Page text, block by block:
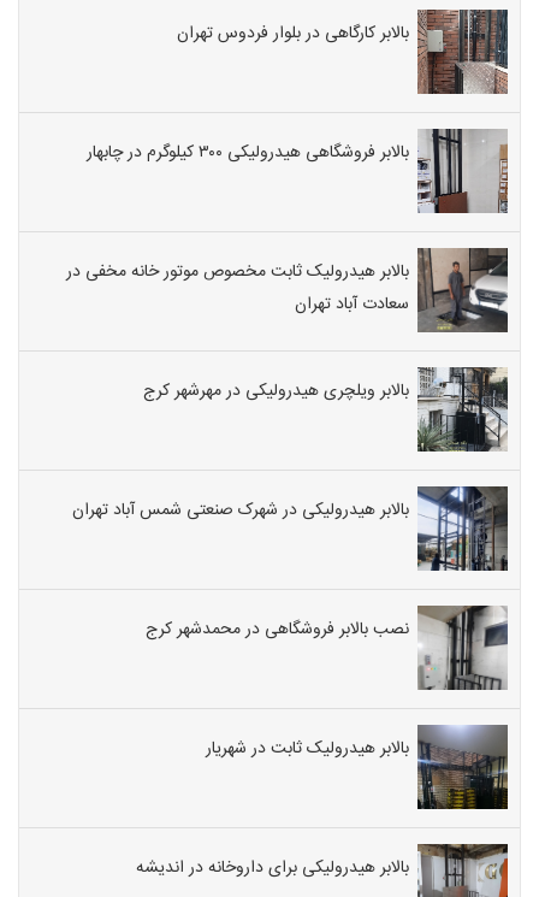
بالابر کارگاهی در بلوار فردوس تهران
بالابر فروشگاهی هیدرولیکی ۳۰۰ کیلوگرم در چابهار
بالابر هیدرولیک ثابت مخصوص موتور خانه مخفی در
سعادت آباد تهران
بالابر ویلچری هیدرولیکی در مهرشهر کرج
بالابر هیدرولیکی در شهرک صنعتی شمس آباد تهران
نصب بالابر فروشگاهی در محمدشهر کرج
بالابر هیدرولیک ثابت در شهریار
بالابر هیدرولیکی برای داروخانه در اندیشه